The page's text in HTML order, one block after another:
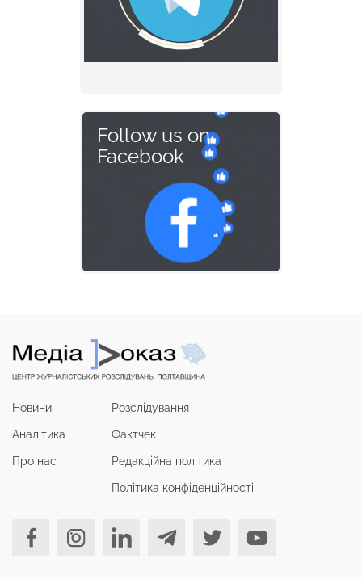
Follow us on
Facebook
Новини
Аналітика
Про нас
Розслідування
Фактчек
Редакційна політика
Політика конфіденційності